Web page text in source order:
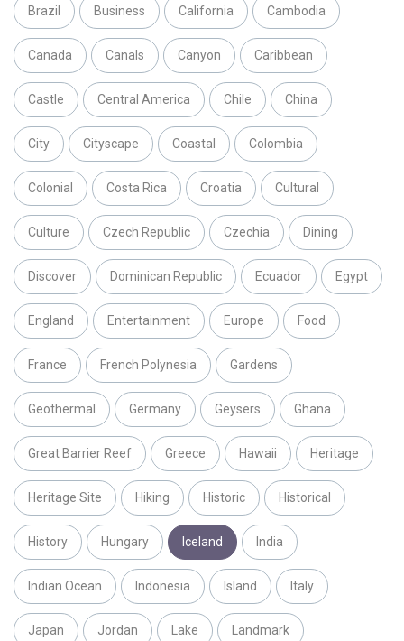
Brazil Business California Cambodia
Canada Canals Canyon Caribbean
Castle Central America Chile China
City Cityscape Coastal Colombia
Colonial Costa Rica Croatia Cultural
Culture Czech Republic Czechia Dining
Discover Dominican Republic Ecuador Egypt
England Entertainment Europe Food
France French Polynesia Gardens
Geothermal Germany Geysers Ghana
Great Barrier Reef Greece Hawaii Heritage
Heritage Site Hiking Historic Historical
History Hungary Iceland India
Indian Ocean Indonesia Island Italy
Japan Jordan Lake Landmark